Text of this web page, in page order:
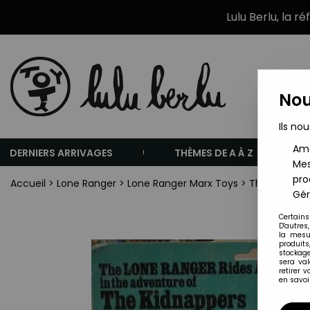
Lulu Berlu, la
DERNIERS ARRIVAGES THÈMES DE A À Z
Accueil > Lone Ranger > Lone Ranger Marx Toys > The Lone
Ils
la
sera
retirer
en